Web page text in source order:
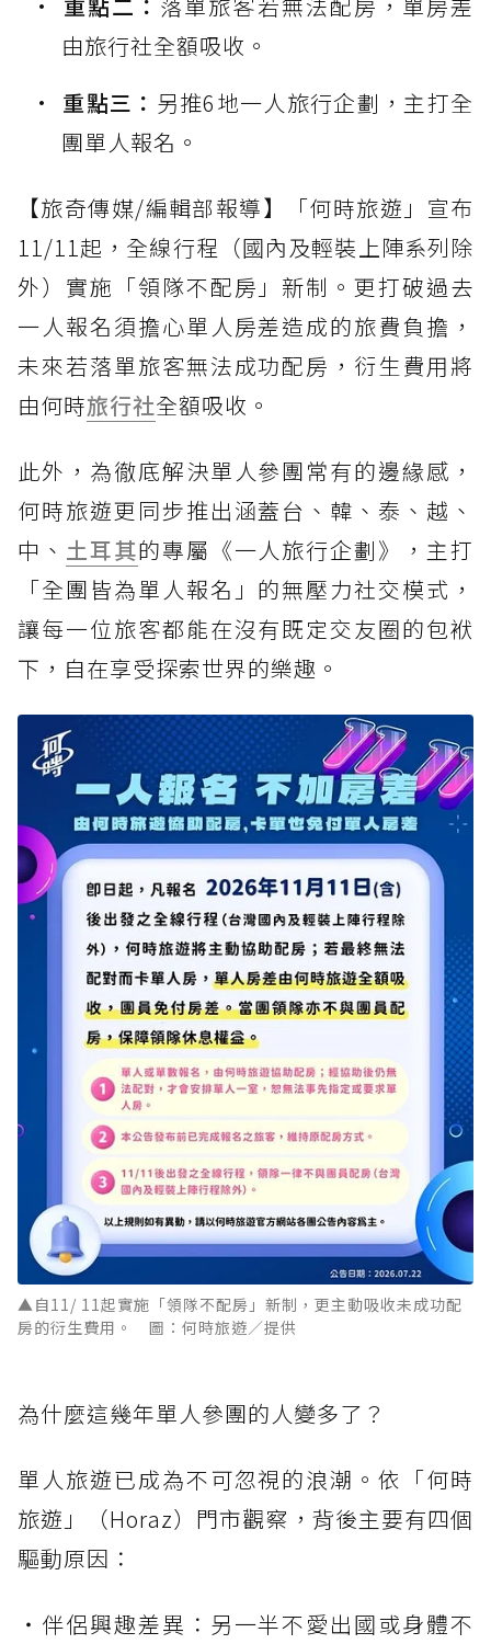
由旅行社全額吸收。
重點三： 另推6地一人旅行企劃，主打全
團單人報名。
【旅奇傳媒/編輯部報導】「何時旅遊」宣布
11/11起，全線行程（國內及輕裝上陣系列除
外）實施「領隊不配房」新制。更打破過去
一人報名須擔心單人房差造成的旅費負擔，
未來若落單旅客無法成功配房，衍生費用將
由何時旅行社全額吸收。
此外，為徹底解決單人參團常有的邊緣感，
何時旅遊更同步推出涵蓋台、韓、泰、越、
中、 土耳其的專屬《一人旅行企劃》，主打
「全團皆為單人報名」的無壓力社交模式，
讓每一位旅客都能在沒有既定交友圈的包袱
下，自在享受探索世界的樂趣。
▲自11/ 11起實施「領隊不配房」新制，更主動吸收未成功配
房的衍生費用。 圖：何時旅遊／提供
為什麼這幾年單人參團的人變多了？
單人旅遊已成為不可忽視的浪潮。依「何時
旅遊」（Horaz）門市觀察，背後主要有四個
驅動原因：
・伴侶興趣差異：另一半不愛出國或身體不